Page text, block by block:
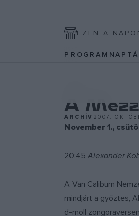
EZEN A
A
ARCHÍV2007.
November 1.,
20:45Alexander
A Van Caliburn
mindjárt a győztes,
d-moll